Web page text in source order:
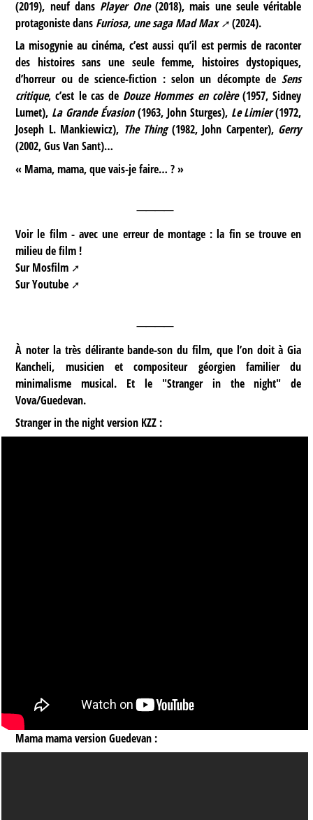
(2019), neuf dans Player One(2018), mais une seule véritable
protagoniste dans Furiosa, une saga Mad Max
(2024).
La misogynie au cinéma, c’est aussi qu’il est permis de raconter
des histoires sans une seule femme, histoires dystopiques,
d’horreur ou de science-fiction : selon un décompte deSens
critique, c’est le cas de Douze Hommes en colère(1957, Sidney
Lumet), La Grande Évasion(1963, John Sturges), Le Limier(1972,
Joseph L. Mankiewicz), The Thing(1982, John Carpenter), Gerry
(2002, Gus Van Sant)…
« Mama, mama, que vais-je faire… ? »
Voir le film- avec une erreur de montage : la fin se trouve en
milieu de film !
SurMosfilm
SurYoutube
À noter la très délirante bande-son du film, que l’on doit à Gia
Kancheli, musicien et compositeur géorgien familier du
minimalisme musical. Et le "Stranger in the night" de
Vova/Guedevan.
Stranger in the night version KZZ :
Mama mama version Guedevan :